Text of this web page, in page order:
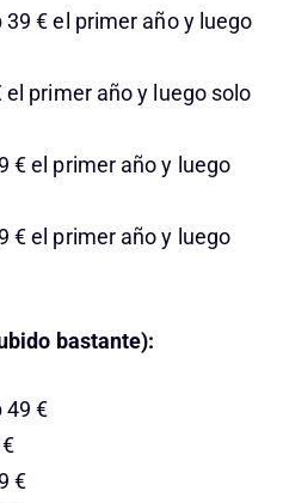
€ el primer año y luego
primer año y luego solo
€ el primer año y luego
€ el primer año y luego
bastante):
49 €
€